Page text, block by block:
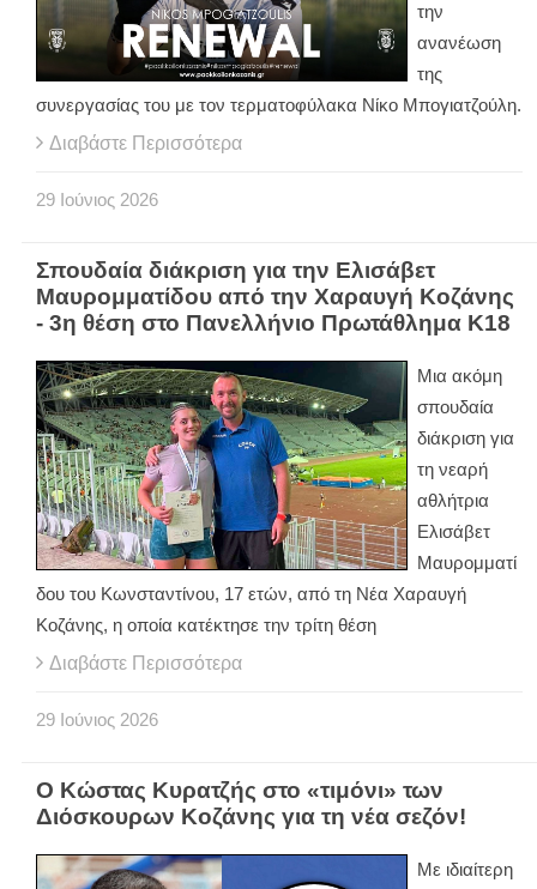
την
ανανέωση
της
συνεργασίας του με τον τερματοφύλακα Νίκο Μπογιατζούλη.
Διαβάστε Περισσότερα
29 Ιούνιος 2026
Σπουδαία διάκριση για την Ελισάβετ
Μαυρομματίδου από την Χαραυγή Κοζάνης
- 3η θέση στο Πανελλήνιο Πρωτάθλημα Κ18
Μια ακόμη
σπουδαία
διάκριση για
τη νεαρή
αθλήτρια
Ελισάβετ
Μαυρομματί
δου του Κωνσταντίνου, 17 ετών, από τη Νέα Χαραυγή
Κοζάνης, η οποία κατέκτησε την τρίτη θέση
Διαβάστε Περισσότερα
29 Ιούνιος 2026
Ο Κώστας Κυρατζής στο «τιμόνι» των
Διόσκουρων Κοζάνης για τη νέα σεζόν!
Με ιδιαίτερη